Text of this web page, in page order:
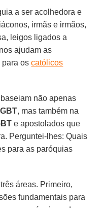
a ser acolhedora e
irmãs e irmãos,
leigos ligados a
ajudam as
para oscatólicos
não apenas
, mas também na
e apostolados que
Perguntei-lhes: Quais
para as paróquias
áreas. Primeiro,
fundamentais para